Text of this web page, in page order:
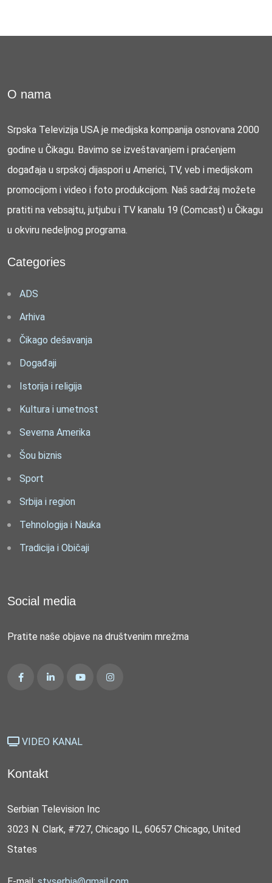
O nama
Srpska Televizija USA je medijska kompanija osnovana 2000
godine u Čikagu. Bavimo se izveštavanjem i praćenjem
događaja u srpskoj dijaspori u Americi, TV, veb i medijskom
promocijom i video i foto produkcijom. Naš sadržaj možete
pratiti na vebsajtu, jutjubu i TV kanalu 19 (Comcast) u Čikagu
u okviru nedeljnog programa.
Categories
ADS
Arhiva
Čikago dešavanja
Događaji
Istorija i religija
Kultura i umetnost
Severna Amerika
Šou biznis
Sport
Srbija i region
Tehnologija i Nauka
Tradicija i Običaji
Social media
Pratite naše objave na društvenim mrežma
VIDEO KANAL
Kontakt
Serbian Television Inc
3023 N. Clark, #727, Chicago IL, 60657 Chicago, United
States